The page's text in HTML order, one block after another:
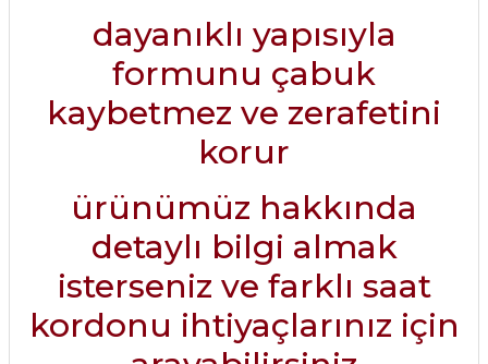
dayanıklı yapısıyla
formunu çabuk
kaybetmez ve zerafetini
korur
ürünümüz hakkında
detaylı bilgi almak
isterseniz ve farklı saat
kordonu ihtiyaçlarınız için